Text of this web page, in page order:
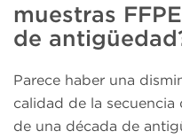
muestras
de
Parece haber una
calidad de la secuencia
de una década de